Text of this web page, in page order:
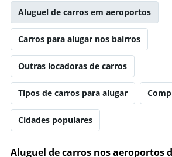
Aluguel de carros em aeroportos
Carros para alugar nos bairros
Outras locadoras de carros
Tipos de carros para alugar
Cidades populares
Aluguel de carros nos aeroportos